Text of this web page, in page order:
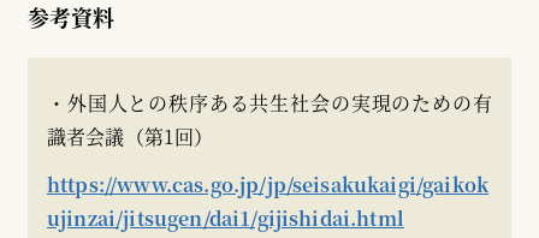
参考資料
・外国人との秩序ある共生社会の実現のための有
識者会議（第1回）
https://www.cas.go.jp/jp/seisakukaigi/gaikok
ujinzai/jitsugen/dai1/gijishidai.html